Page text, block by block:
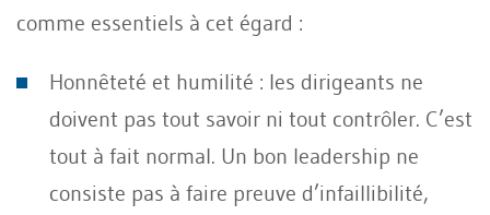
comme essentiels à cet égard :
Honnêteté et humilité : les dirigeants ne
doivent pas tout savoir ni tout contrôler. C’est
tout à fait normal. Un bon leadership ne
consiste pas à faire preuve d’infaillibilité,